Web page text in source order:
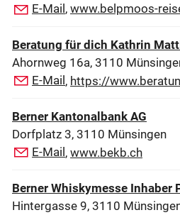
E-Mail, www.belpmoos-
Beratung für dich Kathrin
Ahornweg 16a, 3110
E-Mail , https://
Berner Kantonalbank AG
Dorfplatz 3, 3110 Münsingen
E-Mail , www.bekb.ch
Berner Whiskymesse Inhaber
Hintergasse 9, 3110